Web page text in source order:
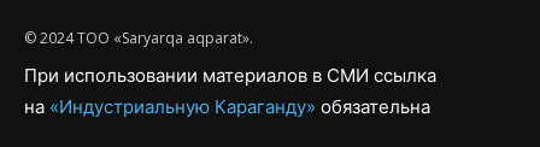
© 2024 ТОО «Saryarqa aqparat».
При использовании материалов в СМИ ссылка
на «Индустриальную Караганду» обязательна